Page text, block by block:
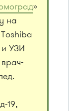
»
на
УЗИ
19,